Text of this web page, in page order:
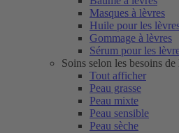
Masques à lèvres
Huile pour les
Gommage à lèvres
Sérum pour les
Soins selon les besoins
Tout afficher
Peau grasse
Peau mixte
Peau sensible
Peau sèche